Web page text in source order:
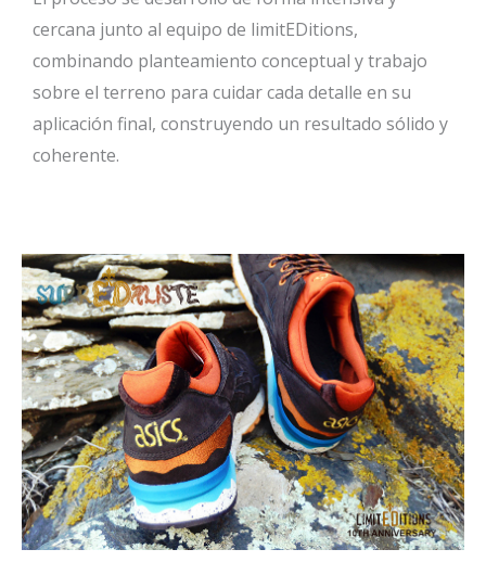
cercana junto al equipo de limitEDitions,
combinando planteamiento conceptual y trabajo
sobre el terreno para cuidar cada detalle en su
aplicación final, construyendo un resultado sólido y
coherente.